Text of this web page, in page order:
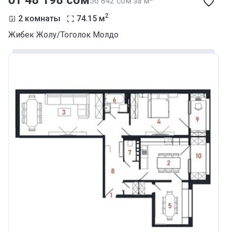
2 комнаты 74.15 м2
Жибек Жолу/Тоголок Молдо